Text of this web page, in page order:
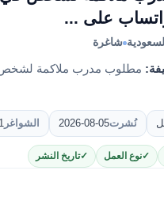
على ...
السعودية شاغرة
مطلوب مدرب ملاكمة لشخص
نُشرت2026-08-05 الشواغر 1
نوع العمل تاريخ النشر